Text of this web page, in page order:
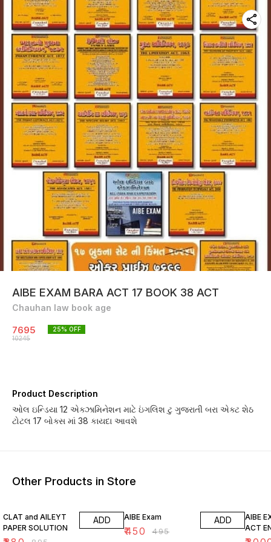
AIBE EXAM BARA ACT 17 BOOK 38 ACT
Chauhan law book age
7695
10245
25% OFF
Product Description
ઓલ ઇન્ડિયા 12 એક્ઝામિનેશન માટે ઇંગલિશ ટુ ગુજરાતી બરા એક્ટ શેઠ
ટોટલ 17 બોક્સ માં 38 કાયદા આવશે
Other Products in Store
CLAT and AILEYT
PAPER SOLUTION
ADD AIBE Exam
₹450 ₹495
ADD
AIBE
ACT